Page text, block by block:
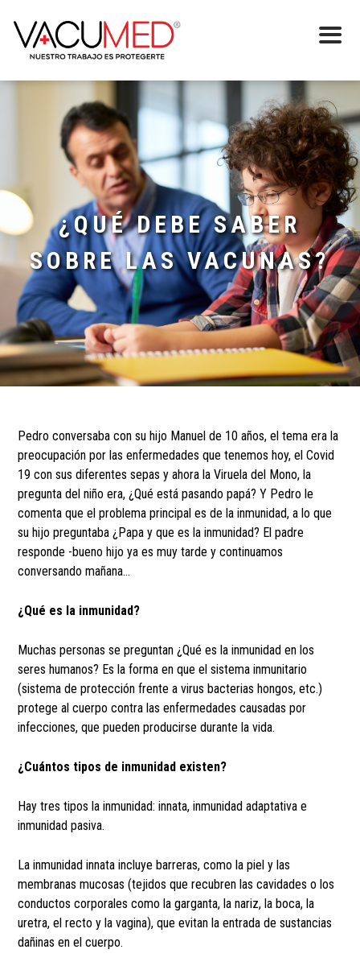
¿QUÉ DEBE SABER
SOBRE LAS VACUNAS?
Pedro conversaba con su hijo Manuel de 10 años, el tema era la
preocupación por las enfermedades que tenemos hoy, el Covid
19 con sus diferentes sepas y ahora la Viruela del Mono, la
pregunta del niño era, ¿Qué está pasando papá? Y Pedro le
comenta que el problema principal es de la inmunidad, a lo que
su hijo preguntaba ¿Papa y que es la inmunidad? El padre
responde -bueno hijo ya es muy tarde y continuamos
conversando mañana…
¿Qué es la inmunidad?
Muchas personas se preguntan ¿Qué es la inmunidad en los
seres humanos? Es la forma en que el sistema inmunitario
(sistema de protección frente a virus bacterias hongos, etc.)
protege al cuerpo contra las enfermedades causadas por
infecciones, que pueden producirse durante la vida.
¿Cuántos tipos de inmunidad existen?
Hay tres tipos la inmunidad: innata, inmunidad adaptativa e
inmunidad pasiva.
La inmunidad innata incluye barreras, como la piel y las
membranas mucosas (tejidos que recubren las cavidades o los
conductos corporales como la garganta, la nariz, la boca, la
uretra, el recto y la vagina), que evitan la entrada de sustancias
dañinas en el cuerpo.